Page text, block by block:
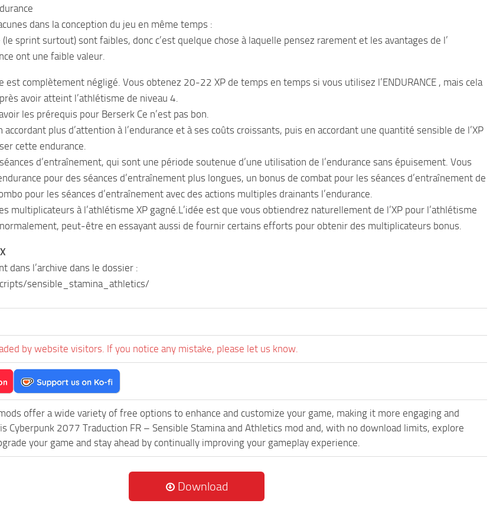
dans la conception du jeu en même temps :
(le sprint surtout) sont faibles, donc c’est quelque chose à laquelle pensez rarement et les avantages de l’
ont une faible valeur.
est complètement négligé. Vous obtenez 20-22 XP de temps en temps si vous utilisez l’ENDURANCE , mais cela
avoir atteint l’athlétisme de niveau 4.
les prérequis pour Berserk Ce n’est pas bon.
plus d’attention à l’endurance et à ses coûts croissants, puis en accordant une quantité sensible de l’XP
cette endurance.
d’entraînement, qui sont une période soutenue d’une utilisation de l’endurance sans épuisement. Vous
pour des séances d’entraînement plus longues, un bonus de combat pour les séances d’entraînement de
pour les séances d’entraînement avec des actions multiples drainants l’endurance.
multiplicateurs à l’athlétisme XP gagné.L’idée est que vous obtiendrez naturellement de l’XP pour l’athlétisme
peut-être en essayant aussi de fournir certains efforts pour obtenir des multiplicateurs bonus.
dans l’archive dans le dossier :
sensible_stamina_athletics /
by website visitors. If you notice any mistake, please let us know.
offer a wide variety of free options to enhance and customize your game, making it more engaging and
Cyberpunk 2077 Traduction FR – Sensible Stamina and Athletics mod and, with no download limits, explore
your game and stay ahead by continually improving your gameplay experience.
Download